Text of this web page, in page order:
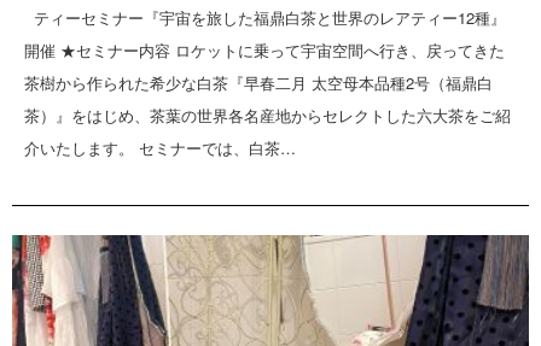
ティーセミナー『宇宙を旅した福鼎白茶と世界のレアティー12種』
開催 ★セミナー内容 ロケットに乗って宇宙空間へ行き、戻ってきた
茶樹から作られた希少な白茶『早春二月 太空母本品種2号（福鼎白
茶）』をはじめ、茶葉の世界各名産地からセレクトした六大茶をご紹
介いたします。 セミナーでは、白茶…